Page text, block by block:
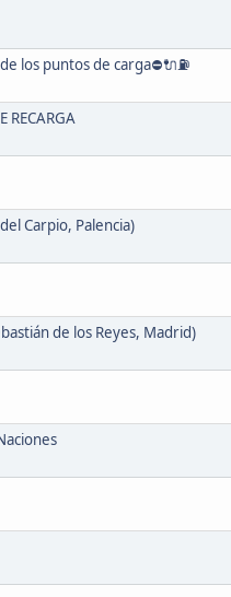
los puntos de carga⛔🔌⛽
RECARGA
Carpio, Palencia)
de los Reyes, Madrid)